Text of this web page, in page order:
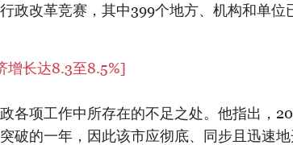
政改革竞赛，其中399个地方、机构和单位
增长达8.3至8.5%]
各项工作中所存在的不足之处。他指出，
破的一年，因此该市应彻底、同步且迅速